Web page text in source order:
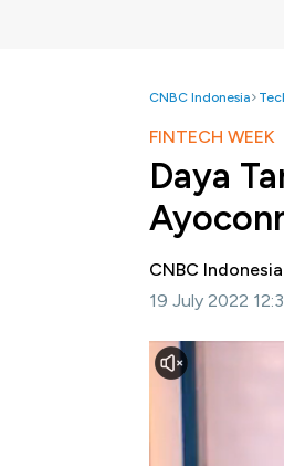
CNBC Indonesia
FINTECH WEEK
Daya
CNBC
19 July 2022
Jakarta, CNBC
Jadi Jawara
COO & Co-